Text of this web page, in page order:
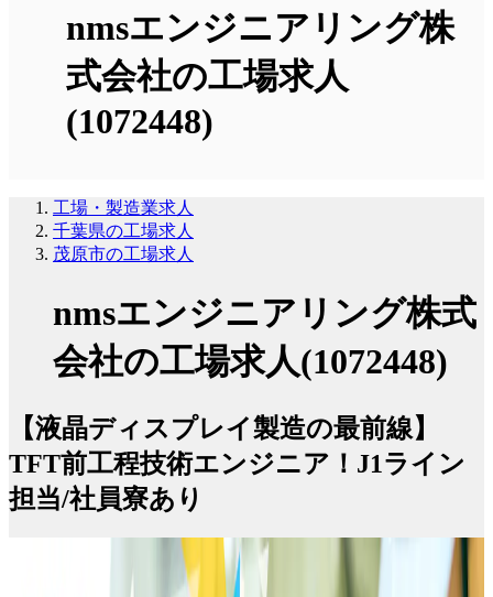
nmsエンジニアリング株
式会社の工場求人
(1072448)
工場・製造業求人
千葉県の工場求人
茂原市の工場求人
nmsエンジニアリング株式
会社の工場求人(1072448)
【液晶ディスプレイ製造の最前線】
TFT前工程技術エンジニア！J1ライン
担当/社員寮あり